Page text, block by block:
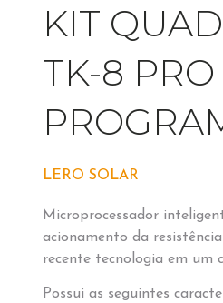
KIT
TK-8 PRO
LERO SOLAR
Microprocessador
acionamento da
recente tecnologia em um
Possui as seguintes